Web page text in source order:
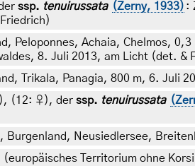
ssp. tenuirussata (Zerny, 1933) :
Peloponnes, Achaia, Chelmos,
8. Juli 2013, am Licht (det. &
Trikala, Panagia, 800 m, 6. Juli
), (12: ♀), der ssp. tenuirussata
Burgenland, Neusiedlersee,
(europäisches Territorium ohne